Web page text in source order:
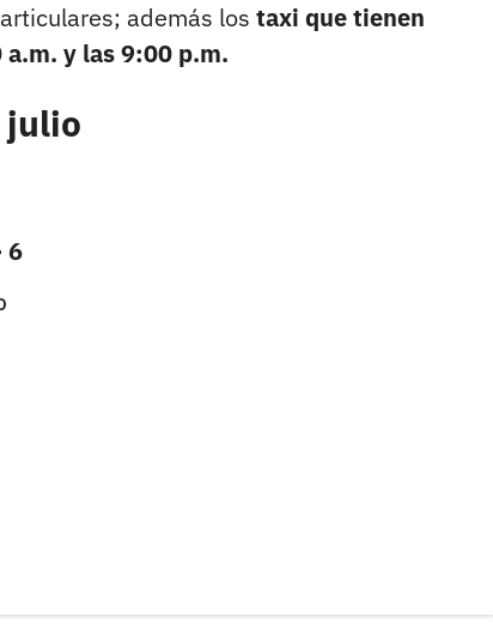
además los taxi que tienen
y las 9:00 p.m.
julio
6